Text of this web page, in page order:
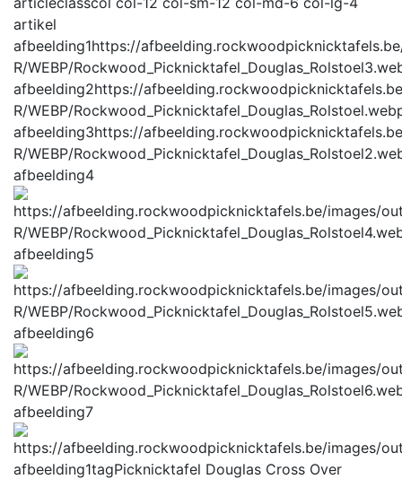
artikel
afbeelding1https://
R/WEBP/
afbeelding2https://
R/WEBP/
afbeelding3https://
R/WEBP/
afbeelding4
afbeelding5
afbeelding6
afbeelding7
afbeelding1tagPicknicktafel Douglas Cross Over